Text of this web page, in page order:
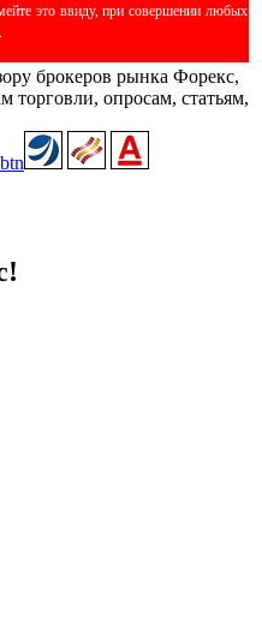
это ввиду, при совершении любых
брокеров рынка Форекс,
торговли, опросам, статьям,